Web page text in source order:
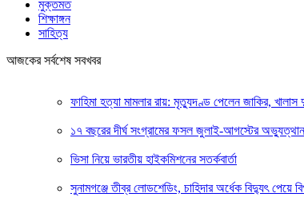
মুক্তমত
শিক্ষাঙ্গন
সাহিত্য
আজকের সর্বশেষ সবখবর
ফাহিমা হত্যা মামলার রায়: মৃত্যুদণ্ড পেলেন জাকির,
১৭ বছরের দীর্ঘ সংগ্রামের ফসল জুলাই-আগস্টের
ভিসা নিয়ে ভারতীয় হাইকমিশনের সতর্কবার্তা
সুনামগঞ্জে তীব্র লোডশেডিং, চাহিদার অর্ধেক বিদ্যুৎ পেয়ে